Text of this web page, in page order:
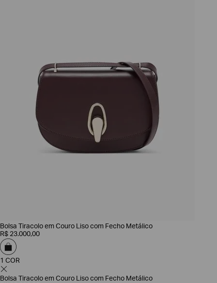
Bolsa Tiracolo em Couro Liso com Fecho Metálico
R$ 23.000,00
1 COR
Bolsa Tiracolo em Couro Liso com Fecho Metálico